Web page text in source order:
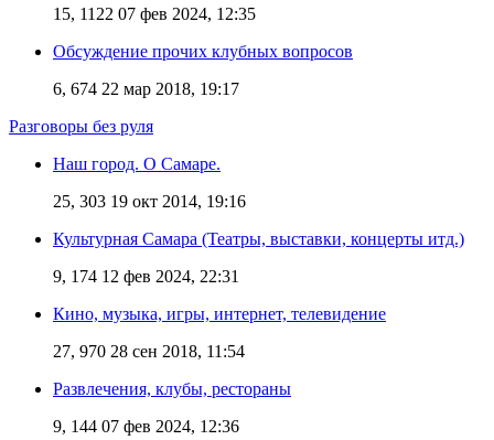
15, 1122 07 фев 2024, 12:35
Обсуждение прочих клубных вопросов
6, 674 22 мар 2018, 19:17
Разговоры без руля
Наш город. О Самаре.
25, 303 19 окт 2014, 19:16
Культурная Самара (Театры, выставки, концерты итд.)
9, 174 12 фев 2024, 22:31
Кино, музыка, игры, интернет, телевидение
27, 970 28 сен 2018, 11:54
Развлечения, клубы, рестораны
9, 144 07 фев 2024, 12:36